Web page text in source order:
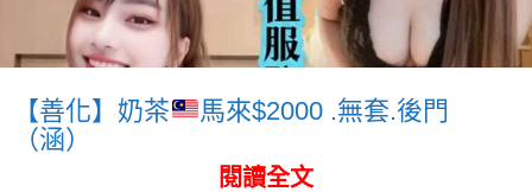
【善化】奶茶
馬來$2000 .無套.後門
（涵）
閱讀全文